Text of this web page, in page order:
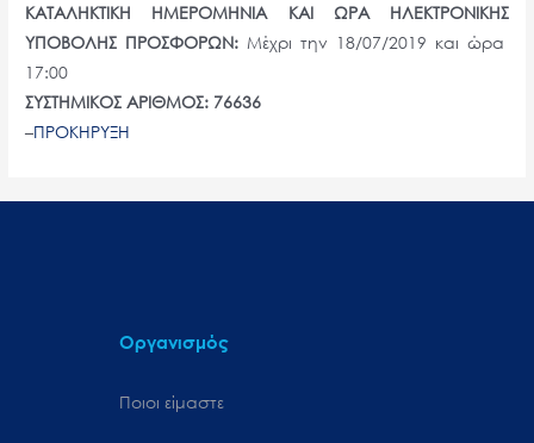
ΚΑΤΑΛΗΚΤΙΚΗ ΗΜΕΡΟΜΗΝΙΑ ΚΑΙ ΩΡΑ ΗΛΕΚΤΡΟΝΙΚΗΣ
ΥΠΟΒΟΛΗΣ ΠΡΟΣΦΟΡΩΝ: Μέχρι την 18/07/2019 και ώρα
17:00
ΣΥΣΤΗΜΙΚΟΣ ΑΡΙΘΜΟΣ: 76636
–ΠΡΟΚΗΡΥΞΗ
Οργανισμός
Ποιοι είμαστε